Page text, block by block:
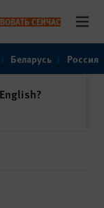
СЕЙЧАС
Беларусь Россия